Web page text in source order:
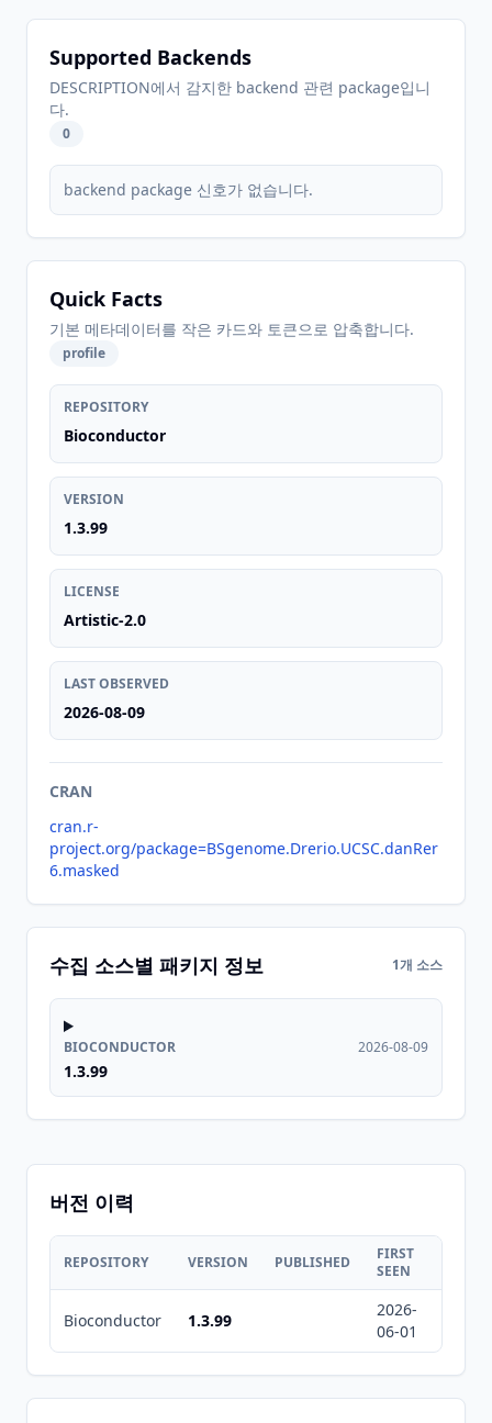
Supported Backends
DESCRIPTION에서 감지한 backend 관련 package입니
다.
0
backend package 신호가 없습니다.
Quick Facts
기본 메타데이터를 작은 카드와 토큰으로 압축합니다.
profile
REPOSITORY
Bioconductor
VERSION
1.3.99
LICENSE
Artistic-2.0
LAST OBSERVED
2026-08-09
CRAN
cran.r-
project.org/package=BSgenome.Drerio.UCSC.danRer
6.masked
수집 소스별 패키지 정보 1개 소스
BIOCONDUCTOR
1.3.99
2026-08-09
버전 이력
REPOSITORY VERSION PUBLISHED
FIRST
SEEN
Bioconductor 1.3.99
2026-
06-01